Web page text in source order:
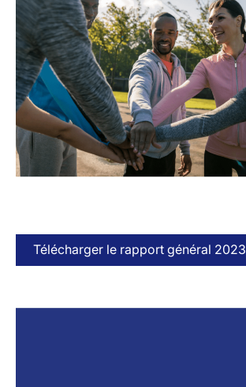
Télécharger le rapport général 2023